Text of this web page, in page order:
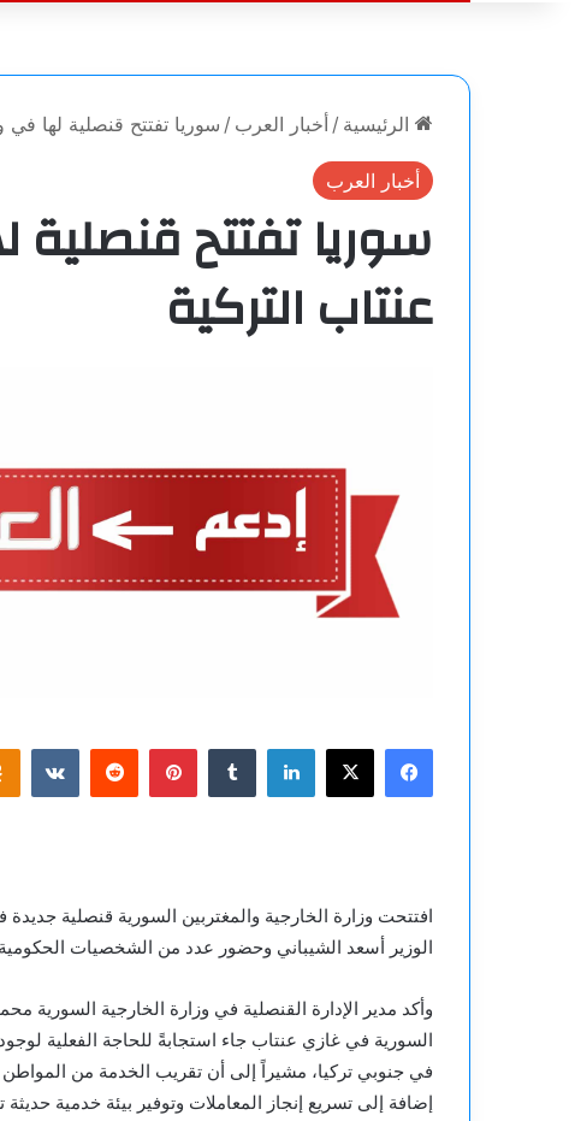
الرئيسية / أخبار العرب / سوريا تفتتح قنصلية لها في
أخبار العرب
سوريا تفتتح
عنتاب التركية
فيسبوك
‫X لينكدإن بينتيريست
افتتحت وزارة الخارجية والمغتربين السورية قنصلية
الوزير أسعد الشيباني وحضور عدد من الشخصيات الحكومية
وأكد مدير الإدارة القنصلية في وزارة الخارجية
السورية في غازي عنتاب جاء استجابةً للحاجة الفعلية
في جنوبي تركيا، مشيراً إلى أن تقريب الخدمة من المواطن
إضافة إلى تسريع إنجاز المعاملات وتوفير بيئة خدمية